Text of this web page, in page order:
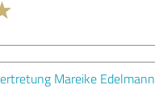
Mareike Edelmann